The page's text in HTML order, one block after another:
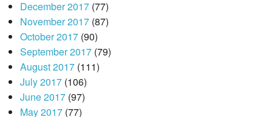
December 2017(77)
November 2017(87)
October 2017(90)
September 2017(79)
August 2017(111)
July 2017(106)
June 2017(97)
May 2017(77)